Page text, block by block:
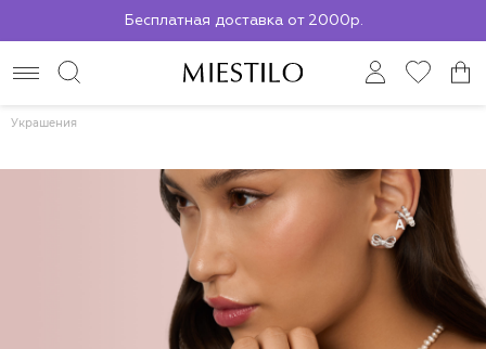
Бесплатная доставка от 2000р.
По всей России до ПВЗ СДЭК
Украшения